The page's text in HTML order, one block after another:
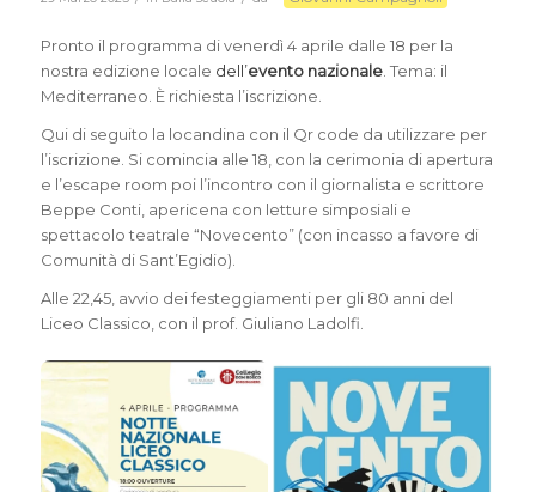
Pronto il programma di venerdì 4 aprile dalle 18 per la
nostra edizione locale dell’evento nazionale. Tema: il
Mediterraneo. È richiesta l’iscrizione.
Qui di seguito la locandina con il Qr code da utilizzare per
l’iscrizione. Si comincia alle 18, con la cerimonia di apertura
e l’escape room poi l’incontro con il giornalista e scrittore
Beppe Conti, apericena con letture simposiali e
spettacolo teatrale “Novecento” (con incasso a favore di
Comunità di Sant’Egidio).
Alle 22,45, avvio dei festeggiamenti per gli 80 anni del
Liceo Classico, con il prof. Giuliano Ladolfi.